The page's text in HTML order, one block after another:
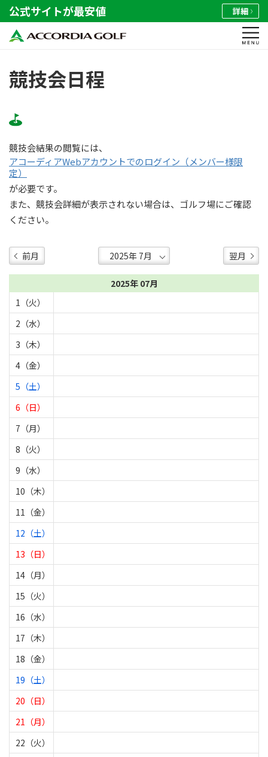
公式サイトが最安値 詳細
競技会日程
競技会結果の閲覧には、
アコーディアWebアカウントでのログイン（メンバー様限
定）
が必要です。
また、競技会詳細が表示されない場合は、ゴルフ場にご確認
ください。
前月 翌月
2025年 07月
1（火）
2（水）
3（木）
4（金）
5（土）
6（日）
7（月）
8（火）
9（水）
10（木）
11（金）
12（土）
13（日）
14（月）
15（火）
16（水）
17（木）
18（金）
19（土）
20（日）
21（月）
22（火）